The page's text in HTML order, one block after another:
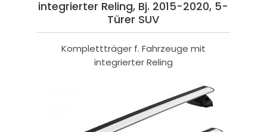
integrierter Reling, Bj. 2015-2020, 5-
Türer SUV
Komplettträger f. Fahrzeuge mit
integrierter Reling